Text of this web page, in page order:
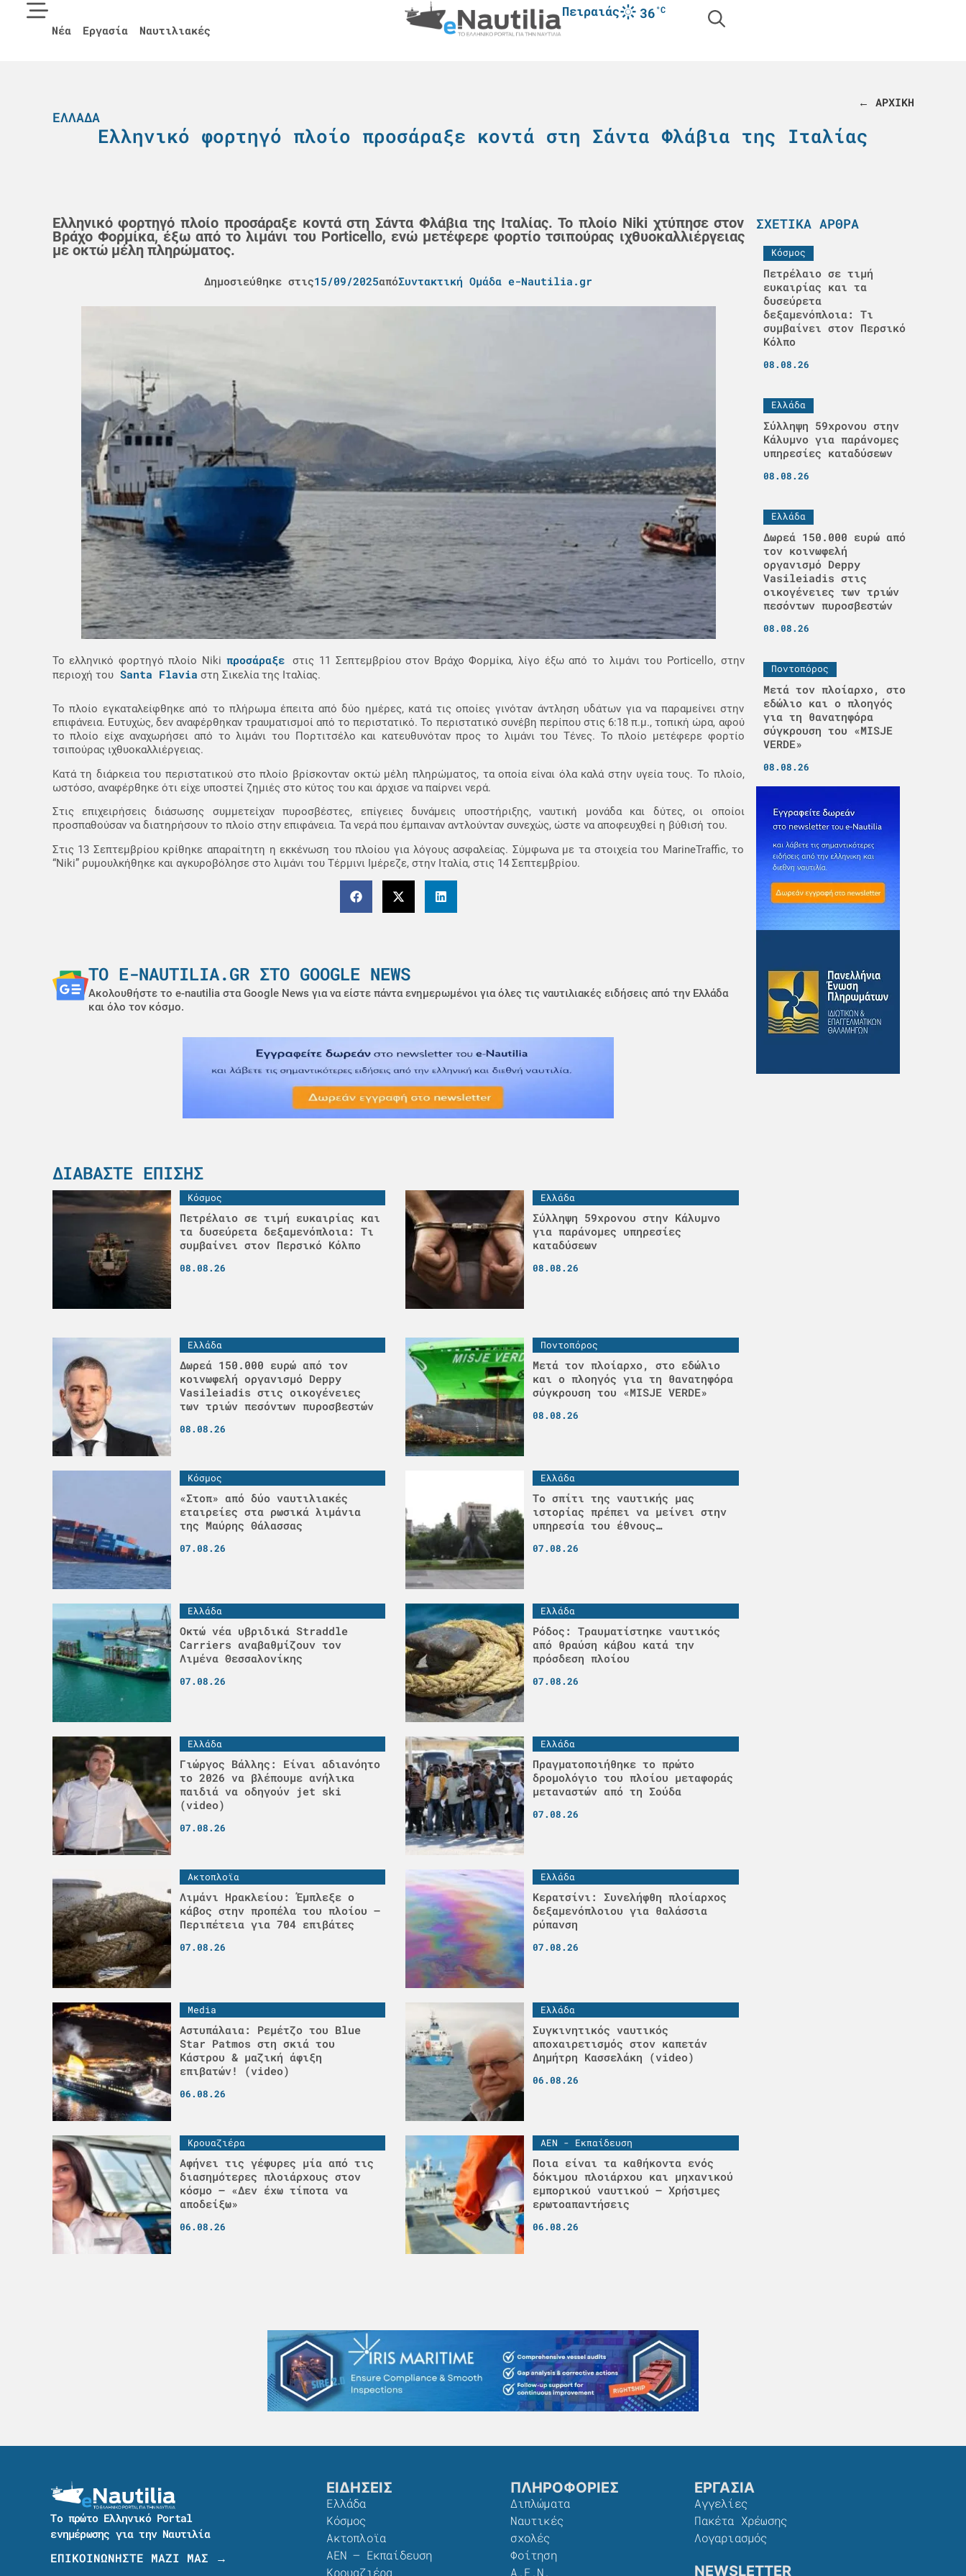
Νέα Εργασία Ναυτιλιακές
Πειραιάς 36°C
← ΑΡΧΙΚΗ
ΕΛΛΆΔΑ
Ελληνικό φορτηγό πλοίο προσάραξε κοντά στη Σάντα Φλάβια της Ιταλίας
Ελληνικό φορτηγό πλοίο προσάραξε κοντά στη Σάντα Φλάβια της Ιταλίας. Το πλοίο Niki χτύπησε στον
Βράχο Φορμίκα, έξω από το λιμάνι του Porticello, ενώ μετέφερε φορτίο τσιπούρας ιχθυοκαλλιέργειας
με οκτώ μέλη πληρώματος.
Δημοσιεύθηκε στις15/09/2025απόΣυντακτική Ομάδα e-Nautilia.gr
Το ελληνικό φορτηγό πλοίο Niki προσάραξεστις 11 Σεπτεμβρίου στον Βράχο Φορμίκα, λίγο έξω από το λιμάνι του Porticello, στην
περιοχή τουSanta Flavia στη Σικελία της Ιταλίας.
Το πλοίο εγκαταλείφθηκε από το πλήρωμα έπειτα από δύο ημέρες, κατά τις οποίες γινόταν άντληση υδάτων για να παραμείνει στην
επιφάνεια. Ευτυχώς, δεν αναφέρθηκαν τραυματισμοί από το περιστατικό. Το περιστατικό συνέβη περίπου στις 6:18 π.μ., τοπική ώρα, αφού
το πλοίο είχε αναχωρήσει από το λιμάνι του Πορτιτσέλο και κατευθυνόταν προς το λιμάνι του Τένες. Το πλοίο μετέφερε φορτίο
τσιπούρας ιχθυοκαλλιέργειας.
Κατά τη διάρκεια του περιστατικού στο πλοίο βρίσκονταν οκτώ μέλη πληρώματος, τα οποία είναι όλα καλά στην υγεία τους. Το πλοίο,
ωστόσο, αναφέρθηκε ότι είχε υποστεί ζημιές στο κύτος του και άρχισε να παίρνει νερά.
Στις επιχειρήσεις διάσωσης συμμετείχαν πυροσβέστες, επίγειες δυνάμεις υποστήριξης, ναυτική μονάδα και δύτες, οι οποίοι
προσπαθούσαν να διατηρήσουν το πλοίο στην επιφάνεια. Τα νερά που έμπαιναν αντλούνταν συνεχώς, ώστε να αποφευχθεί η βύθισή του.
Στις 13 Σεπτεμβρίου κρίθηκε απαραίτητη η εκκένωση του πλοίου για λόγους ασφαλείας. Σύμφωνα με τα στοιχεία του MarineTraffic, το
“Niki” ρυμουλκήθηκε και αγκυροβόλησε στο λιμάνι του Τέρμινι Ιμέρεζε, στην Ιταλία, στις 14 Σεπτεμβρίου.
ΤΟ E-NAUTILIA.GR ΣΤΟ GOOGLE NEWS
Ακολουθήστε το e-nautilia στα Google News για να είστε πάντα ενημερωμένοι για όλες τις ναυτιλιακές ειδήσεις από την Ελλάδα
και όλο τον κόσμο.
ΔΙΑΒΆΣΤΕ ΕΠΊΣΗΣ
Κόσμος
Πετρέλαιο σε τιμή ευκαιρίας και
τα δυσεύρετα δεξαμενόπλοια: Τι
συμβαίνει στον Περσικό Κόλπο
08.08.26
Ελλάδα
Σύλληψη 59χρονου στην Κάλυμνο
για παράνομες υπηρεσίες
καταδύσεων
08.08.26
Ελλάδα
Δωρεά 150.000 ευρώ από τον
κοινωφελή οργανισμό Deppy
Vasileiadis στις οικογένειες
των τριών πεσόντων πυροσβεστών
08.08.26
Ποντοπόρος
Μετά τον πλοίαρχο, στο εδώλιο
και ο πλοηγός για τη θανατηφόρα
σύγκρουση του «MISJE VERDE»
08.08.26
Κόσμος
«Στοπ» από δύο ναυτιλιακές
εταιρείες στα ρωσικά λιμάνια
της Μαύρης Θάλασσας
07.08.26
Ελλάδα
Το σπίτι της ναυτικής μας
ιστορίας πρέπει να μείνει στην
υπηρεσία του έθνους…
07.08.26
Ελλάδα
Οκτώ νέα υβριδικά Straddle
Carriers αναβαθμίζουν τον
Λιμένα Θεσσαλονίκης
07.08.26
Ελλάδα
Ρόδος: Τραυματίστηκε ναυτικός
από θραύση κάβου κατά την
πρόσδεση πλοίου
07.08.26
Ελλάδα
Γιώργος Βάλλης: Είναι αδιανόητο
το 2026 να βλέπουμε ανήλικα
παιδιά να οδηγούν jet ski
(video)
07.08.26
Ελλάδα
Πραγματοποιήθηκε το πρώτο
δρομολόγιο του πλοίου μεταφοράς
μεταναστών από τη Σούδα
07.08.26
Ακτοπλοϊα
Λιμάνι Ηρακλείου: Έμπλεξε ο
κάβος στην προπέλα του πλοίου –
Περιπέτεια για 704 επιβάτες
07.08.26
Ελλάδα
Κερατσίνι: Συνελήφθη πλοίαρχος
δεξαμενόπλοιου για θαλάσσια
ρύπανση
07.08.26
Media
Αστυπάλαια: Ρεμέτζο του Blue
Star Patmos στη σκιά του
Κάστρου & μαζική άφιξη
επιβατών! (video)
06.08.26
Ελλάδα
Συγκινητικός ναυτικός
αποχαιρετισμός στον καπετάν
Δημήτρη Κασσελάκη (video)
06.08.26
Κρουαζιέρα
Αφήνει τις γέφυρες μία από τις
διασημότερες πλοιάρχους στον
κόσμο – «Δεν έχω τίποτα να
αποδείξω»
06.08.26
ΑΕΝ - Εκπαίδευση
Ποια είναι τα καθήκοντα ενός
δόκιμου πλοιάρχου και μηχανικού
εμπορικού ναυτικού – Χρήσιμες
ερωτοαπαντήσεις
06.08.26
ΣΧΕΤΙΚΆ ΆΡΘΡΑ
Κόσμος
Πετρέλαιο σε τιμή
ευκαιρίας και τα
δυσεύρετα
δεξαμενόπλοια: Τι
συμβαίνει στον Περσικό
Κόλπο
08.08.26
Ελλάδα
Σύλληψη 59χρονου στην
Κάλυμνο για παράνομες
υπηρεσίες καταδύσεων
08.08.26
Ελλάδα
Δωρεά 150.000 ευρώ από
τον κοινωφελή
οργανισμό Deppy
Vasileiadis στις
οικογένειες των τριών
πεσόντων πυροσβεστών
08.08.26
Ποντοπόρος
Μετά τον πλοίαρχο, στο
εδώλιο και ο πλοηγός
για τη θανατηφόρα
σύγκρουση του «MISJE
VERDE»
08.08.26
Το πρώτο Ελληνικό Portal
ενημέρωσης για την Ναυτιλία
ΕΠΙΚΟΙΝΩΝΗΣΤΕ ΜΑΖΙ ΜΑΣ →
ΕΙΔΗΣΕΙΣ
Ελλάδα
Κόσμος
Ακτοπλοϊα
ΑΕΝ – Εκπαίδευση
Κρουαζιέρα
ΠΛΗΡΟΦΟΡΙΕΣ
Διπλώματα
Ναυτικές
σχολές
Φοίτηση
Α.Ε.Ν.
ΕΡΓΑΣΙΑ
Αγγελίες
Πακέτα Χρέωσης​
Λογαριασμός
NEWSLETTER